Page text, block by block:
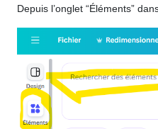
Depuis l’onglet “Éléments”